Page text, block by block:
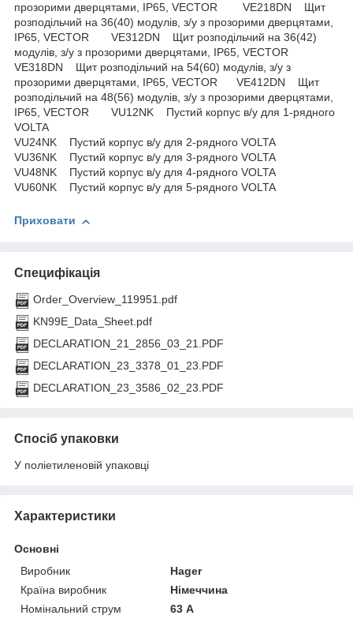
прозорими дверцятами, IP65, VECTOR VE218DN Щит
розподільчий на 36(40) модулів, з/у з прозорими дверцятами,
IP65, VECTOR VE312DN Щит розподільчий на 36(42)
модулів, з/у з прозорими дверцятами, IP65, VECTOR
VE318DN Щит розподільчий на 54(60) модулів, з/у з
прозорими дверцятами, IP65, VECTOR VE412DN Щит
розподільчий на 48(56) модулів, з/у з прозорими дверцятами,
IP65, VECTOR VU12NK Пустий корпус в/у для 1-рядного
VOLTA
VU24NK Пустий корпус в/у для 2-рядного VOLTA
VU36NK Пустий корпус в/у для 3-рядного VOLTA
VU48NK Пустий корпус в/у для 4-рядного VOLTA
VU60NK Пустий корпус в/у для 5-рядного VOLTA
Приховати
Специфікація
Order_Overview_119951.pdf
KN99E_Data_Sheet.pdf
DECLARATION_21_2856_03_21.PDF
DECLARATION_23_3378_01_23.PDF
DECLARATION_23_3586_02_23.PDF
Спосіб упаковки
У поліетиленовій упаковці
Характеристики
Основні
Виробник
Hager
Країна виробник
Німеччина
Номінальний струм
63 А